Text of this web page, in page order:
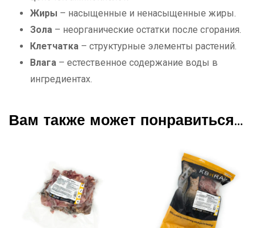
Жиры – насыщенные и ненасыщенные жиры.
Зола – неорганические остатки после сгорания.
Клетчатка – структурные элементы растений.
Влага – естественное содержание воды в
ингредиентах.
Вам также может понравиться…